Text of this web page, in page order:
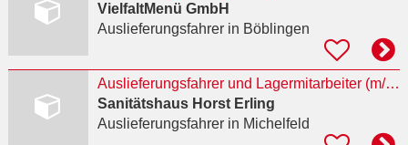
VielfaltMenü GmbH
Auslieferungsfahrerin Böblingen
Auslieferungsfahrer und Lagermitarbeiter (m/w/d) gesucht
Sanitätshaus Horst Erling
Auslieferungsfahrerin Michelfeld